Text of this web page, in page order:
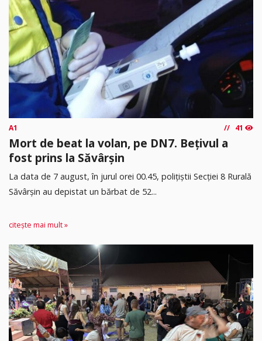
A1 41
Mort de beat la volan, pe DN7. Bețivul a
fost prins la Săvârșin
​La data de 7 august, în jurul orei 00.45, polițiștii Secției 8 Rurală
Săvârșin au depistat un bărbat de 52...
citește mai mult »